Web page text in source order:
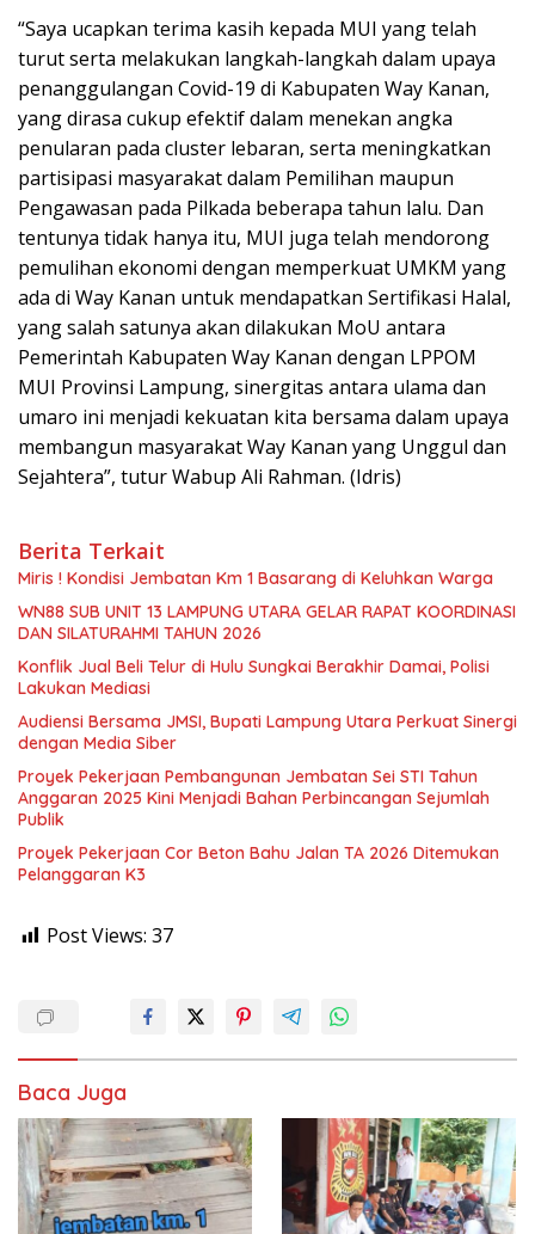
“Saya ucapkan terima kasih kepada MUI yang telah
turut serta melakukan langkah-langkah dalam upaya
penanggulangan Covid-19 di Kabupaten Way Kanan,
yang dirasa cukup efektif dalam menekan angka
penularan pada cluster lebaran, serta meningkatkan
partisipasi masyarakat dalam Pemilihan maupun
Pengawasan pada Pilkada beberapa tahun lalu. Dan
tentunya tidak hanya itu, MUI juga telah mendorong
pemulihan ekonomi dengan memperkuat UMKM yang
ada di Way Kanan untuk mendapatkan Sertifikasi Halal,
yang salah satunya akan dilakukan MoU antara
Pemerintah Kabupaten Way Kanan dengan LPPOM
MUI Provinsi Lampung, sinergitas antara ulama dan
umaro ini menjadi kekuatan kita bersama dalam upaya
membangun masyarakat Way Kanan yang Unggul dan
Sejahtera”, tutur Wabup Ali Rahman. (Idris)
Berita Terkait
Miris ! Kondisi Jembatan Km 1 Basarang di Keluhkan Warga
WN88 SUB UNIT 13 LAMPUNG UTARA GELAR RAPAT KOORDINASI
DAN SILATURAHMI TAHUN 2026
Konflik Jual Beli Telur di Hulu Sungkai Berakhir Damai, Polisi
Lakukan Mediasi
Audiensi Bersama JMSI, Bupati Lampung Utara Perkuat Sinergi
dengan Media Siber
Proyek Pekerjaan Pembangunan Jembatan Sei STI Tahun
Anggaran 2025 Kini Menjadi Bahan Perbincangan Sejumlah
Publik
Proyek Pekerjaan Cor Beton Bahu Jalan TA 2026 Ditemukan
Pelanggaran K3
Post Views: 37
Baca Juga